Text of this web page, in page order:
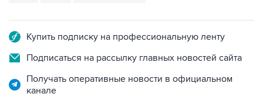
Купить подписку на профессиональную ленту
Подписаться на рассылку главных новостей сайта
Получать оперативные новости в официальном
канале